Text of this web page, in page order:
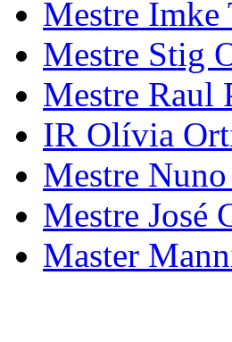
Mestre Imke
Mestre Stig
Mestre Raul
IR Olívia
Mestre
Mestre José
Master